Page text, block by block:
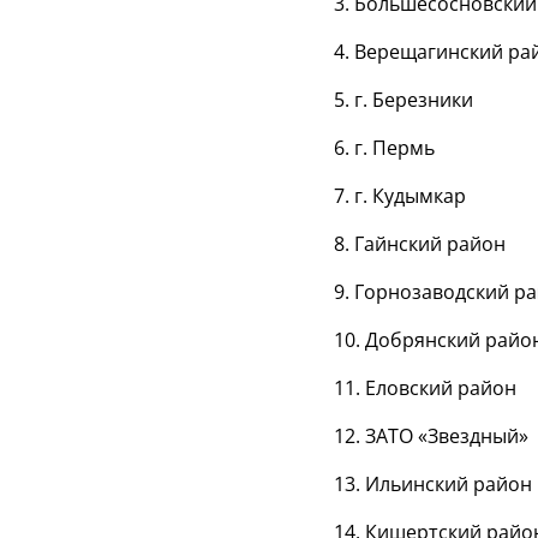
4. Верещагинский
5. г. Березники
6. г. Пермь
7. г. Кудымкар
8. Гайнский район
9. Горнозаводский
10. Добрянский
11. Еловский район
12. ЗАТО «Звездный»
13. Ильинский район
14. Кишертский